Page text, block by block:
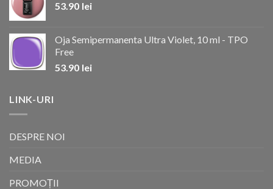
53.90 lei
Oja Semipermanenta Ultra Violet, 10 ml - TPO
Free
53.90 lei
LINK-URI
DESPRE NOI
MEDIA
PROMOȚII